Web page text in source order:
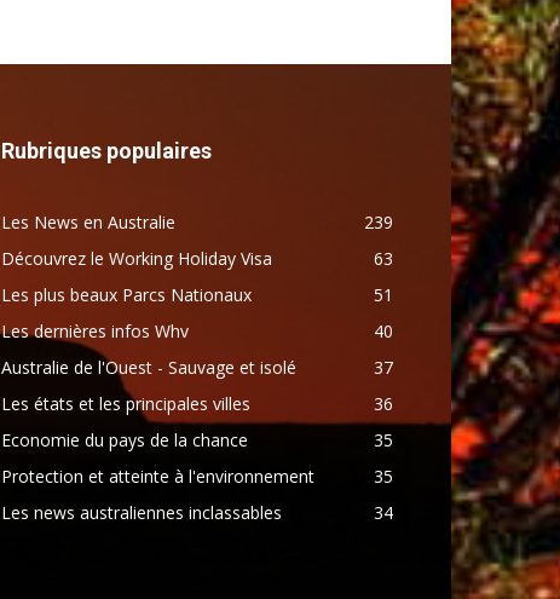
Rubriques populaires
Les News en Australie
239
Découvrez le Working Holiday Visa
63
Les plus beaux Parcs Nationaux
51
Les dernières infos Whv
40
Australie de l'Ouest - Sauvage et isolé
37
Les états et les principales villes
36
Economie du pays de la chance
35
Protection et atteinte à l'environnement
35
Les news australiennes inclassables
34